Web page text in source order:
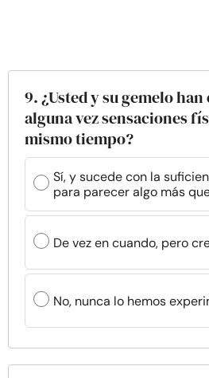
9. ¿Usted y su gemelo
alguna vez sensaciones
mismo tiempo?
Sí, y sucede con la
para parecer algo más
De vez en cuando, pero
No, nunca lo hemos